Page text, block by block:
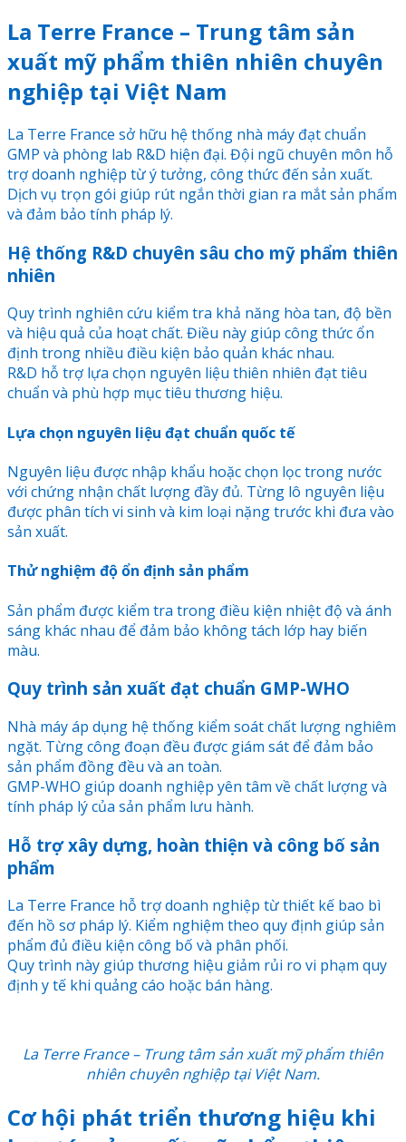
La Terre France – Trung tâm sản
xuất mỹ phẩm thiên nhiên chuyên
nghiệp tại Việt Nam
La Terre France sở hữu hệ thống nhà máy đạt chuẩn
GMP và phòng lab R&D hiện đại. Đội ngũ chuyên môn hỗ
trợ doanh nghiệp từ ý tưởng, công thức đến sản xuất.
Dịch vụ trọn gói giúp rút ngắn thời gian ra mắt sản phẩm
và đảm bảo tính pháp lý.
Hệ thống R&D chuyên sâu cho mỹ phẩm thiên
nhiên
Quy trình nghiên cứu kiểm tra khả năng hòa tan, độ bền
và hiệu quả của hoạt chất. Điều này giúp công thức ổn
định trong nhiều điều kiện bảo quản khác nhau.
R&D hỗ trợ lựa chọn nguyên liệu thiên nhiên đạt tiêu
chuẩn và phù hợp mục tiêu thương hiệu.
Lựa chọn nguyên liệu đạt chuẩn quốc tế
Nguyên liệu được nhập khẩu hoặc chọn lọc trong nước
với chứng nhận chất lượng đầy đủ. Từng lô nguyên liệu
được phân tích vi sinh và kim loại nặng trước khi đưa vào
sản xuất.
Thử nghiệm độ ổn định sản phẩm
Sản phẩm được kiểm tra trong điều kiện nhiệt độ và ánh
sáng khác nhau để đảm bảo không tách lớp hay biến
màu.
Quy trình sản xuất đạt chuẩn GMP-WHO
Nhà máy áp dụng hệ thống kiểm soát chất lượng nghiêm
ngặt. Từng công đoạn đều được giám sát để đảm bảo
sản phẩm đồng đều và an toàn.
GMP-WHO giúp doanh nghiệp yên tâm về chất lượng và
tính pháp lý của sản phẩm lưu hành.
Hỗ trợ xây dựng, hoàn thiện và công bố sản
phẩm
La Terre France hỗ trợ doanh nghiệp từ thiết kế bao bì
đến hồ sơ pháp lý. Kiểm nghiệm theo quy định giúp sản
phẩm đủ điều kiện công bố và phân phối.
Quy trình này giúp thương hiệu giảm rủi ro vi phạm quy
định y tế khi quảng cáo hoặc bán hàng.
La Terre France – Trung tâm sản xuất mỹ phẩm thiên
nhiên chuyên nghiệp tại Việt Nam.
Cơ hội phát triển thương hiệu khi